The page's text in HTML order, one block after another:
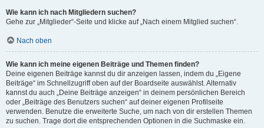
Wie kann ich nach Mitgliedern suchen?
Gehe zur „Mitglieder“-Seite und klicke auf „Nach einem Mitglied suchen“.
Nach oben
Wie kann ich meine eigenen Beiträge und Themen finden?
Deine eigenen Beiträge kannst du dir anzeigen lassen, indem du „Eigene
Beiträge“ im Schnellzugriff oben auf der Boardseite auswählst. Alternativ
kannst du auch „Deine Beiträge anzeigen“ in deinem persönlichen Bereich
oder „Beiträge des Benutzers suchen“ auf deiner eigenen Profilseite
verwenden. Benutze die erweiterte Suche, um nach von dir erstellen Themen
zu suchen. Trage dort die entsprechenden Optionen in die Suchmaske ein.